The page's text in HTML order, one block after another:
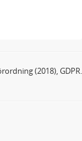
(2018), GDPR.